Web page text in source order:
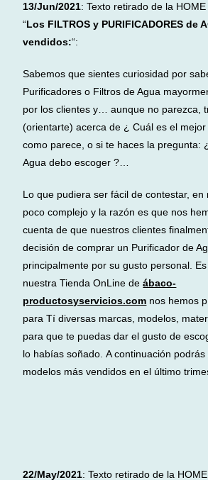
13/Jun/2021: Texto retirado de la
“Los FILTROS y PURIFICADORES de
vendidos:“:
Sabemos que sientes curiosidad por
Purificadores o Filtros de Agua
por los clientes y… aunque no parezca,
(orientarte) acerca de ¿ Cuál es el
como parece, o si te haces la pregunta:
Agua debo escoger ?…
Lo que pudiera ser fácil de contestar, en
poco complejo y la razón es que nos
cuenta de que nuestros clientes
decisión de comprar un Purificador de
principalmente por su gusto personal.
nuestra Tienda OnLine deábaco-
productosyservicios.com nos hemos
para Tí diversas marcas, modelos,
para que te puedas dar el gusto de
lo habías soñado. A continuación
modelos más vendidos en el último
22/May/2021: Texto retirado de la